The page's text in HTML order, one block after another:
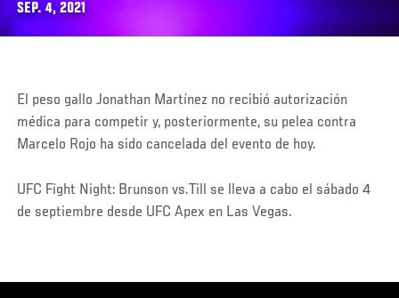
SEP. 4, 2021
El peso gallo Jonathan Martínez no recibió autorización
médica para competir y, posteriormente, su pelea contra
Marcelo Rojo ha sido cancelada del evento de hoy.
UFC Fight Night: Brunson vs.Till se lleva a cabo el sábado 4
de septiembre desde UFC Apex en Las Vegas.